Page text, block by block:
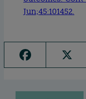
Jun;45:101452.
F
a
X